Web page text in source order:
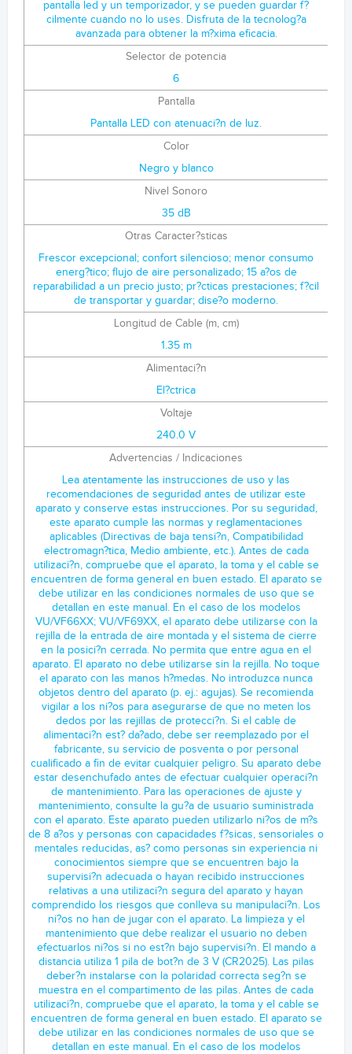
pantalla led y un temporizador, y se pueden guardar f?
cilmente cuando no lo uses. Disfruta de la tecnolog?a
avanzada para obtener la m?xima eficacia.
Selector de potencia
6
Pantalla
Pantalla LED con atenuaci?n de luz.
Color
Negro y blanco
Nivel Sonoro
35 dB
Otras Caracter?sticas
Frescor excepcional; confort silencioso; menor consumo
energ?tico; flujo de aire personalizado; 15 a?os de
reparabilidad a un precio justo; pr?cticas prestaciones; f?cil
de transportar y guardar; dise?o moderno.
Longitud de Cable (m, cm)
1.35 m
Alimentaci?n
El?ctrica
Voltaje
240.0 V
Advertencias / Indicaciones
Lea atentamente las instrucciones de uso y las
recomendaciones de seguridad antes de utilizar este
aparato y conserve estas instrucciones. Por su seguridad,
este aparato cumple las normas y reglamentaciones
aplicables (Directivas de baja tensi?n, Compatibilidad
electromagn?tica, Medio ambiente, etc.). Antes de cada
utilizaci?n, compruebe que el aparato, la toma y el cable se
encuentren de forma general en buen estado. El aparato se
debe utilizar en las condiciones normales de uso que se
detallan en este manual. En el caso de los modelos
VU/VF66XX; VU/VF69XX, el aparato debe utilizarse con la
rejilla de la entrada de aire montada y el sistema de cierre
en la posici?n cerrada. No permita que entre agua en el
aparato. El aparato no debe utilizarse sin la rejilla. No toque
el aparato con las manos h?medas. No introduzca nunca
objetos dentro del aparato (p. ej.: agujas). Se recomienda
vigilar a los ni?os para asegurarse de que no meten los
dedos por las rejillas de protecci?n. Si el cable de
alimentaci?n est? da?ado, debe ser reemplazado por el
fabricante, su servicio de posventa o por personal
cualificado a fin de evitar cualquier peligro. Su aparato debe
estar desenchufado antes de efectuar cualquier operaci?n
de mantenimiento. Para las operaciones de ajuste y
mantenimiento, consulte la gu?a de usuario suministrada
con el aparato. Este aparato pueden utilizarlo ni?os de m?s
de 8 a?os y personas con capacidades f?sicas, sensoriales o
mentales reducidas, as? como personas sin experiencia ni
conocimientos siempre que se encuentren bajo la
supervisi?n adecuada o hayan recibido instrucciones
relativas a una utilizaci?n segura del aparato y hayan
comprendido los riesgos que conlleva su manipulaci?n. Los
ni?os no han de jugar con el aparato. La limpieza y el
mantenimiento que debe realizar el usuario no deben
efectuarlos ni?os si no est?n bajo supervisi?n. El mando a
distancia utiliza 1 pila de bot?n de 3 V (CR2025). Las pilas
deber?n instalarse con la polaridad correcta seg?n se
muestra en el compartimento de las pilas. Antes de cada
utilizaci?n, compruebe que el aparato, la toma y el cable se
encuentren de forma general en buen estado. El aparato se
debe utilizar en las condiciones normales de uso que se
detallan en este manual. En el caso de los modelos